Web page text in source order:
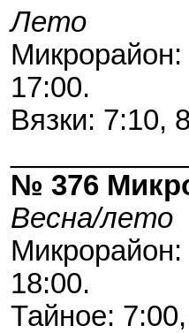
Лето
17:00.
Вязки: 7:10,
№ 376
Весна/лето
18:00.
Тайное: